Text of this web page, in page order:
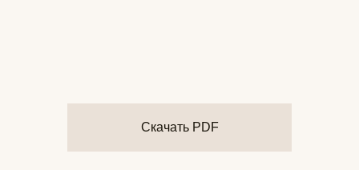
Скачать PDF